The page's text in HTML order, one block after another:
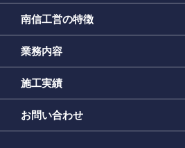
南信工営の特徴
業務内容
施工実績
お問い合わせ